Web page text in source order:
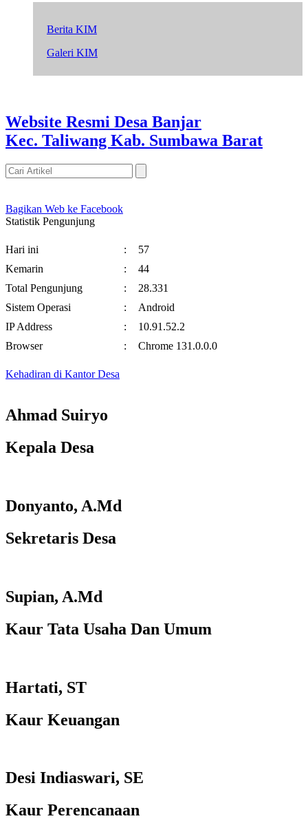
Berita KIM
Galeri KIM
Website Resmi Desa Banjar
Kec. Taliwang Kab. Sumbawa Barat
Bagikan Web ke Facebook
Statistik Pengunjung
Hari ini :
57
Kemarin
:
44
Total Pengunjung
:
28.331
Sistem Operasi
:
Android
IP Address
:
10.91.52.2
Browser
: Chrome 131.0.0.0
Kehadiran di Kantor Desa
Ahmad Suiryo
Kepala Desa
Donyanto, A.Md
Sekretaris Desa
Supian, A.Md
Kaur Tata Usaha Dan Umum
Hartati, ST
Kaur Keuangan
Desi Indiaswari, SE
Kaur Perencanaan